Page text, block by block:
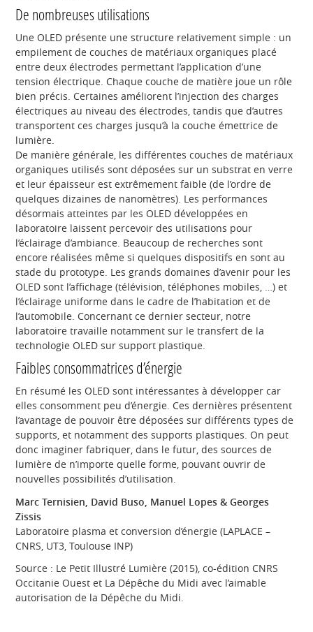
De nombreuses utilisations
Une OLED présente une structure relativement simple : un
empilement de couches de matériaux organiques placé
entre deux électrodes permettant l’application d’une
tension électrique. Chaque couche de matière joue un rôle
bien précis. Certaines améliorent l’injection des charges
électriques au niveau des électrodes, tandis que d’autres
transportent ces charges jusqu’à la couche émettrice de
lumière.
De manière générale, les différentes couches de matériaux
organiques utilisés sont déposées sur un substrat en verre
et leur épaisseur est extrêmement faible (de l’ordre de
quelques dizaines de nanomètres). Les performances
désormais atteintes par les OLED développées en
laboratoire laissent percevoir des utilisations pour
l’éclairage d’ambiance. Beaucoup de recherches sont
encore réalisées même si quelques dispositifs en sont au
stade du prototype. Les grands domaines d’avenir pour les
OLED sont l’affichage (télévision, téléphones mobiles, …) et
l’éclairage uniforme dans le cadre de l’habitation et de
l’automobile. Concernant ce dernier secteur, notre
laboratoire travaille notamment sur le transfert de la
technologie OLED sur support plastique.
Faibles consommatrices d’énergie
En résumé les OLED sont intéressantes à développer car
elles consomment peu d’énergie. Ces dernières présentent
l’avantage de pouvoir être déposées sur différents types de
supports, et notamment des supports plastiques. On peut
donc imaginer fabriquer, dans le futur, des sources de
lumière de n’importe quelle forme, pouvant ouvrir de
nouvelles possibilités d’utilisation.
Marc Ternisien, David Buso, Manuel Lopes & Georges
Zissis
Laboratoire plasma et conversion d’énergie (LAPLACE –
CNRS, UT3, Toulouse INP)
Source : Le Petit Illustré Lumière (2015), co-édition CNRS
Occitanie Ouest et La Dépêche du Midi avec l’aimable
autorisation de la Dépêche du Midi.